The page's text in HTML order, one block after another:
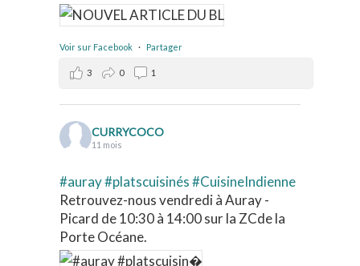
Voir sur Facebook · Partager
3 0 1
CURRYCOCO
11 mois
#auray#platscuisinés#CuisineIndienne
Retrouvez-nous vendredi à Auray -
Picard de 10:30 à 14:00 sur la ZCde la
Porte Océane.